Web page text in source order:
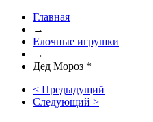
Главная
→
Елочные игрушки
→
Дед Мороз *
< Предыдущий
Следующий >